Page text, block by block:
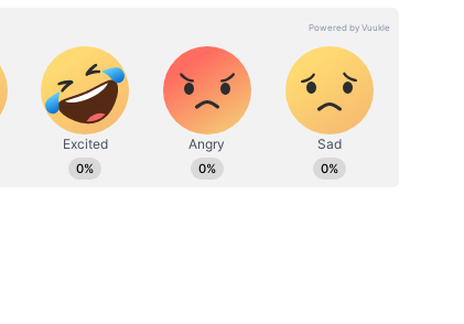
Kidney Cancer: কিডনি
ক্যানসারের এই ৩ লক্ষণ শরীর
আগেই জানান দেয়, অবহেলা